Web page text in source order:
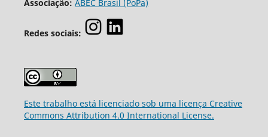
Associação: ABEC Brasil (PoPa)
Redes sociais:
Este trabalho está licenciado sob uma licença Creative
Commons Attribution 4.0 International License.